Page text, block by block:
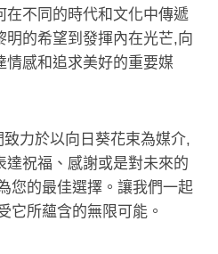
在不同的時代和文化中傳遞
明的希望到發揮內在光芒,向
情感和追求美好的重要媒
力於以向日葵花束為媒介,
達祝福、感謝或是對未來的
您的最佳選擇。讓我們一起
它所蘊含的無限可能。